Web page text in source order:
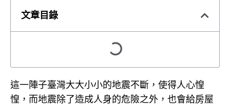
文章目錄
這一陣子臺灣大大小小的地震不斷，使得人心惶
惶，而地震除了造成人身的危險之外，也會給房屋